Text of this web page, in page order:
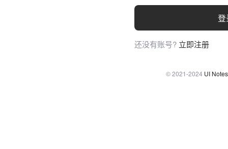
登
还没有账号? 立即注册
© 2021-2024 UI Notes